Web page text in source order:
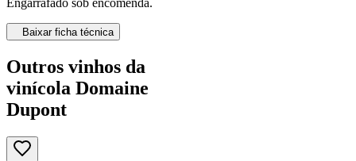
Engarrafado sob encomenda.
Baixar ficha técnica
Outros vinhos da
vinícola Domaine
Dupont